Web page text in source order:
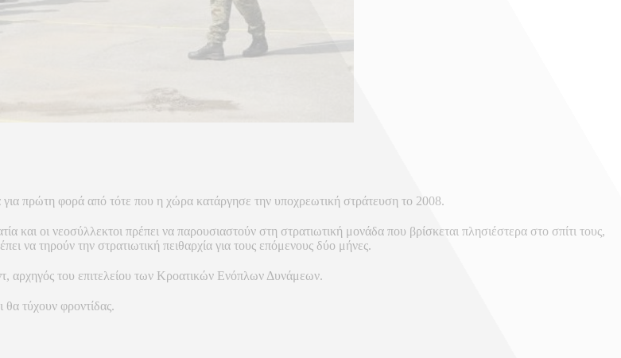
για πρώτη φορά από τότε που η χώρα κατάργησε την υποχρεωτική στράτευση το 2008.
και οι νεοσύλλεκτοι πρέπει να παρουσιαστούν στη στρατιωτική μονάδα που βρίσκεται πλησιέστερα στο σπίτι τους,
να τηρούν την στρατιωτική πειθαρχία για τους επόμενους δύο μήνες.
αρχηγός του επιτελείου των Κροατικών Ενόπλων Δυνάμεων.
θα τύχουν φροντίδας.